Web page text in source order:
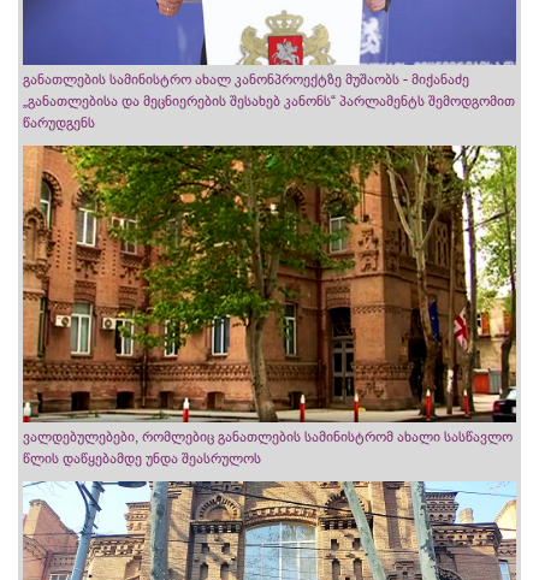
განათლების სამინისტრო ახალ კანონპროექტზე მუშაობს - მიქანაძე
„განათლებისა და მეცნიერების შესახებ კანონს“ პარლამენტს შემოდგომით
წარუდგენს
ვალდებულებები, რომლებიც განათლების სამინისტრომ ახალი სასწავლო
წლის დაწყებამდე უნდა შეასრულოს